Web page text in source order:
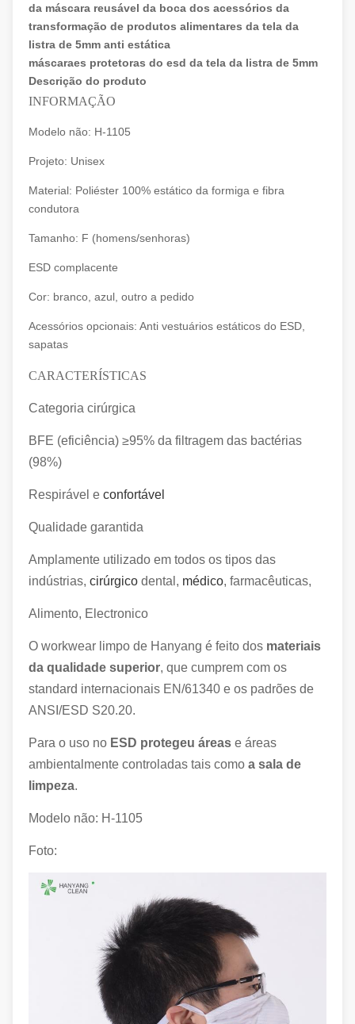
da máscara reusável da boca dos acessórios da
transformação de produtos alimentares da tela da
listra de 5mm anti estática
máscaraes protetoras do esd da tela da listra de 5mm
Descrição do produto
INFORMAÇÃO
Modelo não: H-1105
Projeto: Unisex
Material: Poliéster 100% estático da formiga e fibra
condutora
Tamanho: F (homens/senhoras)
ESD complacente
Cor: branco, azul, outro a pedido
Acessórios opcionais: Anti vestuários estáticos do ESD,
sapatas
CARACTERÍSTICAS
Categoria cirúrgica
BFE (eficiência) ≥95% da filtragem das bactérias
(98%)
Respirável e confortável
Qualidade garantida
Amplamente utilizado em todos os tipos das
indústrias, cirúrgico dental, médico, farmacêuticas,
Alimento, Electronico
O workwear limpo de Hanyang é feito dos materiais
da qualidade superior, que cumprem com os
standard internacionais EN/61340 e os padrões de
ANSI/ESD S20.20.
Para o uso no ESD protegeu áreas e áreas
ambientalmente controladas tais como a sala de
limpeza.
Modelo não: H-1105
Foto: